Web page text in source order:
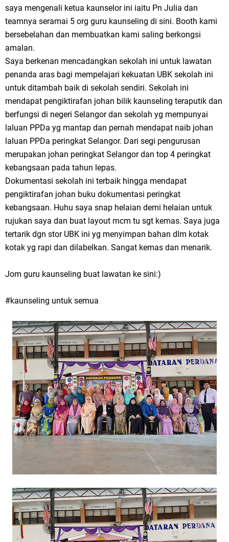
saya mengenali ketua kaunselor ini iaitu Pn Julia dan
teamnya seramai 5 org guru kaunseling di sini. Booth kami
bersebelahan dan membuatkan kami saling berkongsi
amalan.
Saya berkenan mencadangkan sekolah ini untuk lawatan
penanda aras bagi mempelajari kekuatan UBK sekolah ini
untuk ditambah baik di sekolah sendiri. Sekolah ini
mendapat pengiktirafan johan bilik kaunseling teraputik dan
berfungsi di negeri Selangor dan sekolah yg mempunyai
laluan PPDa yg mantap dan pernah mendapat naib johan
laluan PPDa peringkat Selangor. Dari segi pengurusan
merupakan johan peringkat Selangor dan top 4 peringkat
kebangsaan pada tahun lepas.
Dokumentasi sekolah ini terbaik hingga mendapat
pengiktirafan johan buku dokumentasi peringkat
kebangsaan. Huhu saya snap helaian demi helaian untuk
rujukan saya dan buat layout mcm tu sgt kemas. Saya juga
tertarik dgn stor UBK ini yg menyimpan bahan dlm kotak
kotak yg rapi dan dilabelkan. Sangat kemas dan menarik.
Jom guru kaunseling buat lawatan ke sini:)
#kaunseling untuk semua